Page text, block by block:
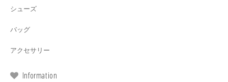
シューズ
バッグ
アクセサリー
Information